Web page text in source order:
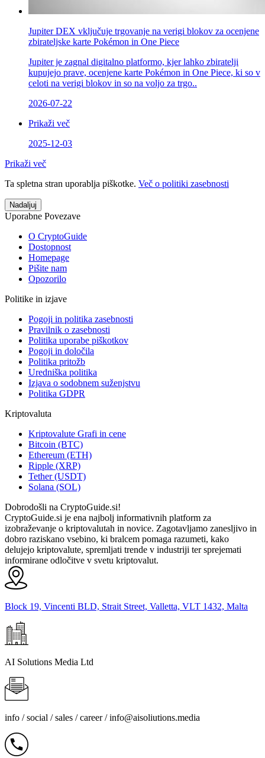
Jupiter DEX vključuje trgovanje na verigi blokov za ocenjene
zbirateljske karte Pokémon in One Piece
Jupiter je zagnal digitalno platformo, kjer lahko zbiratelji
kupujejo prave, ocenjene karte Pokémon in One Piece, ki so v
celoti na verigi blokov in so na voljo za trgo..
2026-07-22
Prikaži več
2025-12-03
Prikaži več
Ta spletna stran uporablja piškotke. Več o politiki zasebnosti
Nadaljuj
Uporabne Povezave
O CryptoGuide
Dostopnost
Homepage
Pišite nam
Opozorilo
Politike in izjave
Pogoji in politika zasebnosti
Pravilnik o zasebnosti
Politika uporabe piškotkov
Pogoji in določila
Politika pritožb
Uredniška politika
Izjava o sodobnem suženjstvu
Politika GDPR
Kriptovaluta
Kriptovalute Grafi in cene
Bitcoin (BTC)
Ethereum (ETH)
Ripple (XRP)
Tether (USDT)
Solana (SOL)
Dobrodošli na CryptoGuide.si!
CryptoGuide.si je ena najbolj informativnih platform za
izobraževanje o kriptovalutah in novice. Zagotavljamo zanesljivo in
dobro raziskano vsebino, ki bralcem pomaga razumeti, kako
delujejo kriptovalute, spremljati trende v industriji ter sprejemati
informirane odločitve v svetu kriptovalut.
Block 19, Vincenti BLD, Strait Street, Valletta, VLT 1432, Malta
AI Solutions Media Ltd
info / social / sales / career /info@aisoliutions.media